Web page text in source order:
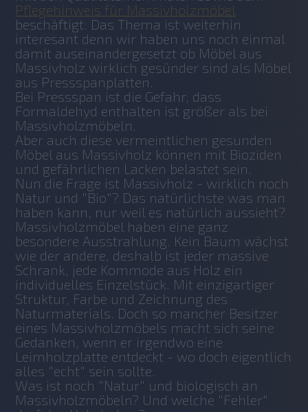
Pflegehinweis für Massivholzmöbel
beschäftigt. Das Thema ist weiterhin
interesant denn wir haben uns noch einmal
damit auseinandergesetzt ob Möbel aus
Massivholz wirklich gesünder sind als Möbel
aus Pressspanplatten.
Bei Pressspan ist die Gefahr, dass
Formaldehyd enthalten ist größer als bei
Massivholzmöbeln.
Aber auch diese vermeintlichen gesunden
Möbel aus Massivholz können mit Bioziden
und gefährlichen Lacken belastet sein.
Nun die Frage ist Massivholz - wirklich noch
Natur und "Bio"? Das natürlichste was man
haben kann, nur weil es natürlich aussieht?
Massivholzmöbel haben eine ganz
besondere Ausstrahlung. Kein Baum wächst
wie der andere, deshalb ist jeder massive
Schrank, jede Kommode aus Holz ein
individuelles Einzelstück. Mit einzigartiger
Struktur, Farbe und Zeichnung des
Naturmaterials. Doch so mancher Besitzer
eines Massivholzmöbels macht sich seine
Gedanken, wenn er irgendwo eine
Leimholzplatte entdeckt - wo doch eigentlich
alles "echt" sein sollte.
Was ist noch "Natur" und biologisch an
Massivholzmöbeln? Und welche "Fehler"